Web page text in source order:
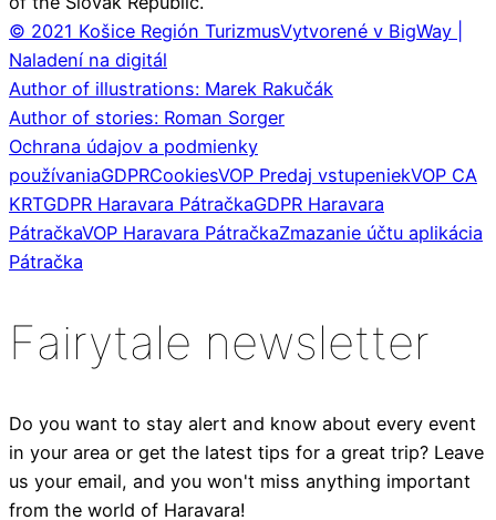
© 2021 Košice Región TurizmusVytvorené v BigWay |
Naladení na digitál
Author of illustrations: Marek Rakučák
Author of stories: Roman Sorger
Ochrana údajov a podmienky
používaniaGDPRCookiesVOP Predaj vstupeniekVOP CA
KRTGDPR Haravara PátračkaGDPR Haravara
PátračkaVOP Haravara PátračkaZmazanie účtu aplikácia
Pátračka
Fairytale newsletter
Do you want to stay alert and know about every event
in your area or get the latest tips for a great trip? Leave
us your email, and you won't miss anything important
from the world of Haravara!